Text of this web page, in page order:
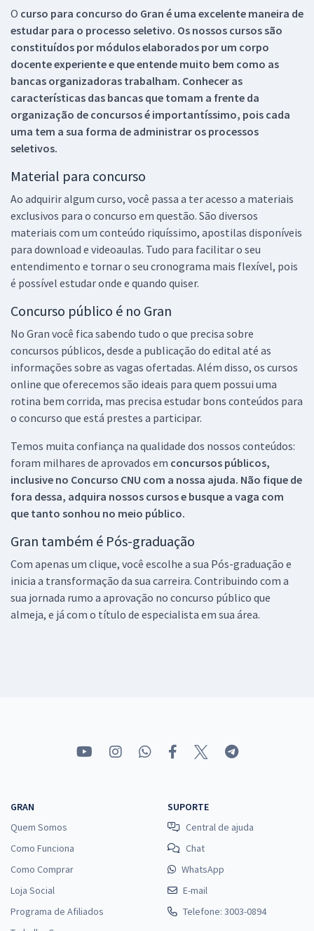
O curso para concurso do Gran é uma excelente maneira de
estudar para o processo seletivo. Os nossos cursos são
constituídos por módulos elaborados por um corpo
docente experiente e que entende muito bem como as
bancas organizadoras trabalham. Conhecer as
características das bancas que tomam a frente da
organização de concursos é importantíssimo, pois cada
uma tem a sua forma de administrar os processos
seletivos.
Material para concurso
Ao adquirir algum curso, você passa a ter acesso a materiais
exclusivos para o concurso em questão. São diversos
materiais com um conteúdo riquíssimo, apostilas disponíveis
para download e videoaulas. Tudo para facilitar o seu
entendimento e tornar o seu cronograma mais flexível, pois
é possível estudar onde e quando quiser.
Concurso público é no Gran
No Gran você fica sabendo tudo o que precisa sobre
concursos públicos, desde a publicação do edital até as
informações sobre as vagas ofertadas. Além disso, os cursos
online que oferecemos são ideais para quem possui uma
rotina bem corrida, mas precisa estudar bons conteúdos para
o concurso que está prestes a participar.
Temos muita confiança na qualidade dos nossos conteúdos:
foram milhares de aprovados em concursos públicos,
inclusive no Concurso CNU com a nossa ajuda. Não fique de
fora dessa, adquira nossos cursos e busque a vaga com
que tanto sonhou no meio público.
Gran também é Pós-graduação
Com apenas um clique, você escolhe a sua Pós-graduação e
inicia a transformação da sua carreira. Contribuindo com a
sua jornada rumo a aprovação no concurso público que
almeja, e já com o título de especialista em sua área.
GRAN
Quem Somos
Como Funciona
Como Comprar
Loja Social
Programa de Afiliados
SUPORTE
Central de ajuda
Chat
WhatsApp
E-mail
Telefone: 3003-0894